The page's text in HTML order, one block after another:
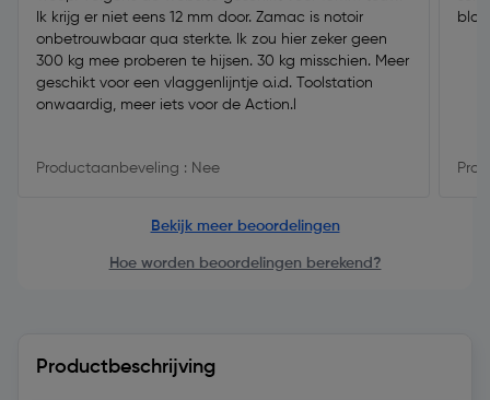
Ik krijg er niet eens 12 mm door. Zamac is notoir
onbetrouwbaar qua sterkte. Ik zou hier zeker geen
300 kg mee proberen te hijsen. 30 kg misschien. Meer
geschikt voor een vlaggenlijntje o.i.d. Toolstation
onwaardig, meer iets voor de Action.l
Productaanbeveling : Nee
Bekijk meer beoordelingen
Hoe worden beoordelingen berekend?
Productbeschrijving